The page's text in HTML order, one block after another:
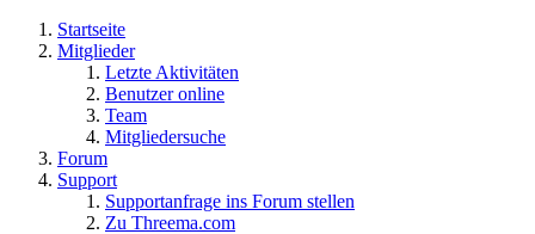
Startseite
Mitglieder
Letzte Aktivitäten
Benutzer online
Team
Mitgliedersuche
Forum
Support
Supportanfrage ins Forum stellen
Zu Threema.com